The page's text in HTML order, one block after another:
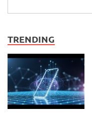
TRENDING